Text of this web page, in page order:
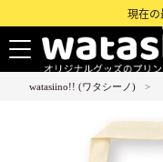
現在の
watasiino!! (ワタシーノ)